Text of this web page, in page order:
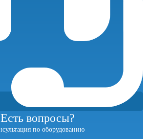
Есть вопросы?
по оборудованию